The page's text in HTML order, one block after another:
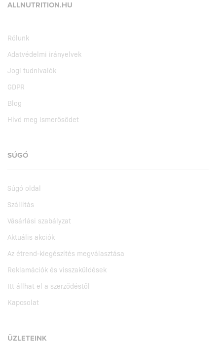
ALLNUTRITION.HU
Rólunk
Adatvédelmi irányelvek
Jogi tudnivalók
GDPR
Blog
Hívd meg ismerősödet
SÚGÓ
Súgó oldal
Szállítás
Vásárlási szabályzat
Aktuális akciók
Az étrend-kiegészítés megválasztása
Reklamációk és visszaküldések
Itt állhat el a szerződéstől
Kapcsolat
ÜZLETEINK